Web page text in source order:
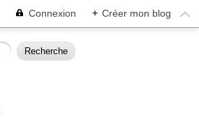
Connexion + Créer mon blog